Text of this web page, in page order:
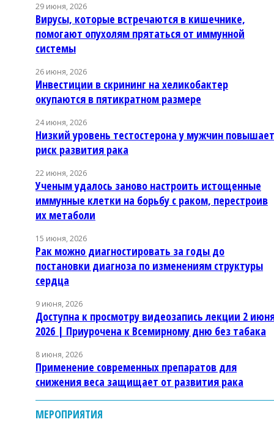
29 июня, 2026
Вирусы, которые встречаются в кишечнике,
помогают опухолям прятаться от иммунной
системы
26 июня, 2026
Инвестиции в скрининг на хеликобактер
окупаются в пятикратном размере
24 июня, 2026
Низкий уровень тестостерона у мужчин повышает
риск развития рака
22 июня, 2026
Ученым удалось заново настроить истощенные
иммунные клетки на борьбу с раком, перестроив
их метаболи
15 июня, 2026
Рак можно диагностировать за годы до
постановки диагноза по изменениям структуры
сердца
9 июня, 2026
Доступна к просмотру видеозапись лекции 2
2026 | Приурочена к Всемирному дню без табака
8 июня, 2026
Применение современных препаратов для
снижения веса защищает от развития рака
МЕРОПРИЯТИЯ